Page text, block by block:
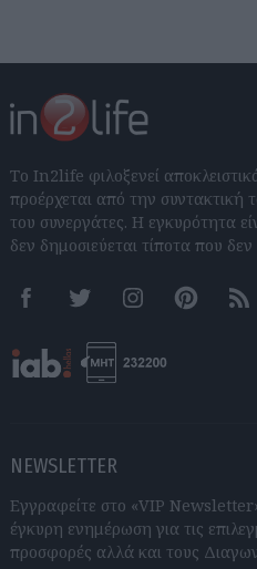
Το In2life φιλοξενεί
προέρχεται από την συντακτική
του συνεργάτες. Η εγκυρότητα
δεν δημοσιεύεται τίποτα που δεν
FacebookTwitter InstagramPinterest
NEWSLETTER
Εγγραφείτε στο «VIP
έγκυρη ενημέρωση για τις
προσφορές αλλά και τους